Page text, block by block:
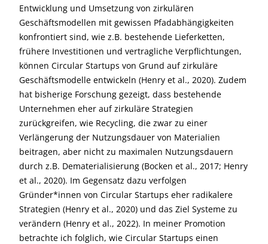
Entwicklung und Umsetzung von zirkulären
Geschäftsmodellen mit gewissen Pfadabhängigkeiten
konfrontiert sind, wie z.B. bestehende Lieferketten,
frühere Investitionen und vertragliche Verpflichtungen,
können Circular Startups von Grund auf zirkuläre
Geschäftsmodelle entwickeln (Henry et al., 2020). Zudem
hat bisherige Forschung gezeigt, dass bestehende
Unternehmen eher auf zirkuläre Strategien
zurückgreifen, wie Recycling, die zwar zu einer
Verlängerung der Nutzungsdauer von Materialien
beitragen, aber nicht zu maximalen Nutzungsdauern
durch z.B. Dematerialisierung (Bocken et al., 2017; Henry
et al., 2020). Im Gegensatz dazu verfolgen
Gründer*innen von Circular Startups eher radikalere
Strategien (Henry et al., 2020) und das Ziel Systeme zu
verändern (Henry et al., 2022). In meiner Promotion
betrachte ich folglich, wie Circular Startups einen